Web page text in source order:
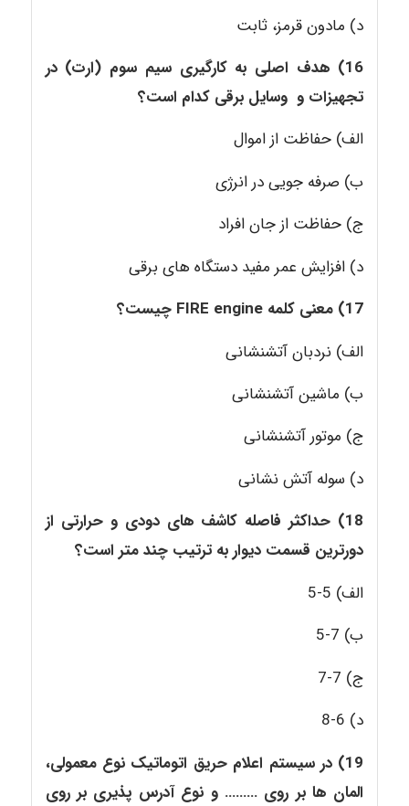
د) مادون قرمز، ثابت
16) هدف اصلی به کارگیری سیم سوم (ارت)
در
تجهیزات و وسایل برقی کدام است؟
الف) حفاظت از اموال
ب) صرفه جویی در انرژی
ج) حفاظت از جان افراد
د) افزایش عمر مفید دستگاه های برقی
17) معنی کلمه
FIRE engine چیست؟
الف) نردبان آتشنشانی
ب) ماشین آتشنشانی
ج) موتور آتشنشانی
د) سوله آتش نشانی
18) حداکثر فاصله کاشف های دودی و حرارتی از
دورترین قسمت دیوار به ترتیب چند متر است؟
الف) 5-5
ب) 7-5
ج) 7-7
د) 6-8
19) در سیستم اعلام حریق اتوماتیک نوع معمولی
،
المان ها بر روی ……… و نوع آدرس پذیری بر روی